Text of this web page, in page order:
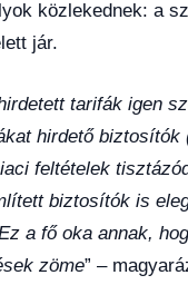
közlekednek: a
jár.
tarifák igen
hirdető
feltételek
biztosítók is
a fő oka annak,
zöme” –